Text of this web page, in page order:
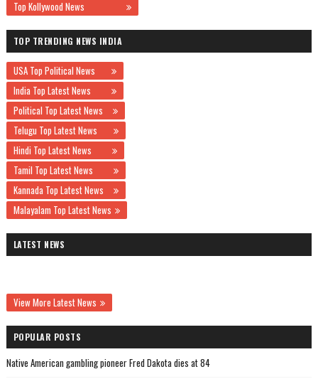
Top Kollywood News
TOP TRENDING NEWS INDIA
USA Top Political News
India Top Latest News
Political Top Latest News
Telugu Top Latest News
Hindi Top Latest News
Tamil Top Latest News
Kannada Top Latest News
Malayalam Top Latest News
LATEST NEWS
View More Latest News
POPULAR POSTS
Native American gambling pioneer Fred Dakota dies at 84